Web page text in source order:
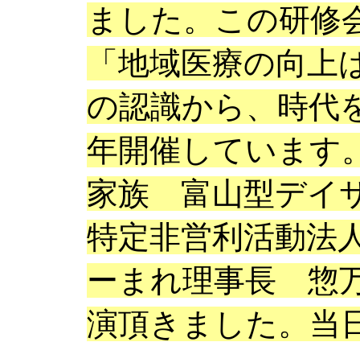
ました。この研修
「地域医療の向
の認識から、時代
年開催しています
家族 富山型デイ
特定非営利活動
ーまれ理事長 惣
演頂きました。当